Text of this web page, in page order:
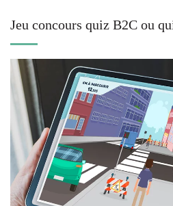
Jeu concours quiz B2C ou